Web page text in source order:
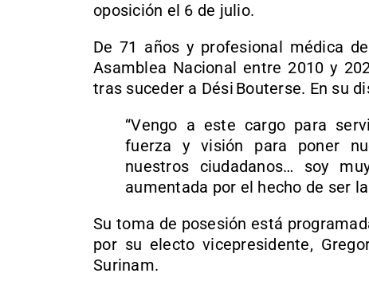
oposición el 6 de julio.
De 71 años y profesional médica
Asamblea Nacional entre 2010 y
tras suceder a Dési Bouterse. En su
“Vengo a este cargo para
fuerza y visión para poner
nuestros ciudadanos… soy
aumentada por el hecho de ser
Su toma de posesión está
por su electo vicepresidente,
Surinam.